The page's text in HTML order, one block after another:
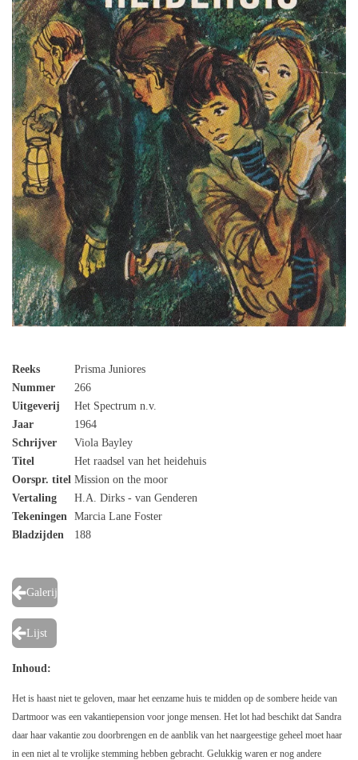
Reeks
Prisma Juniores
Nummer
266
Uitgeverij
Het Spectrum n.v.
Jaar
1964
Schrijver
Viola Bayley
Titel
Het raadsel van het heidehuis
Oorspr. titel Mission on the moor
Vertaling
H.A. Dirks - van Genderen
Tekeningen Marcia Lane Foster
Bladzijden
188
Galerij
Lijst
Inhoud:
Het is haast niet te geloven, maar het eenzame huis te midden op de sombere heide van
Dartmoor was een vakantiepension voor jonge mensen. Het lot had beschikt dat Sandra
daar haar vakantie zou doorbrengen en de aanblik van het naargeestige geheel moet haar
in een niet al te vrolijke stemming hebben gebracht. Gelukkig waren er nog andere